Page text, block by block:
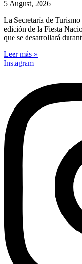
5 August, 2026
La Secretaría de
edición de la Fiesta
que se desarrollará
Leer más »
Instagram